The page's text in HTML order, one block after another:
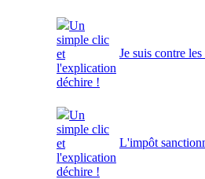
Un
simple clic
et
l'explication
déchire !
Je suis contre
Un
simple clic
et
l'explication
déchire !
L'impôt